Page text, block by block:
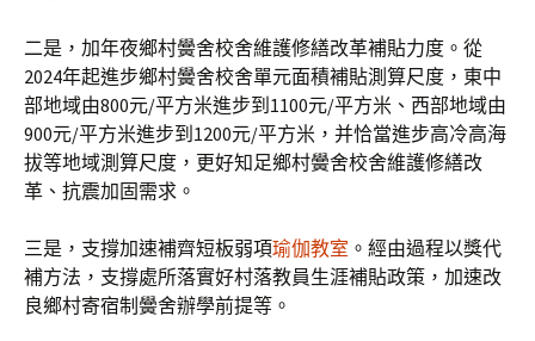
二是，加年夜鄉村黌舍校舍維護修繕改革補貼力度。從
2024年起進步鄉村黌舍校舍單元面積補貼測算尺度，東中
部地域由800元/平方米進步到1100元/平方米、西部地域由
900元/平方米進步到1200元/平方米，并恰當進步高冷高海
拔等地域測算尺度，更好知足鄉村黌舍校舍維護修繕改
革、抗震加固需求。
三是，支撐加速補齊短板弱項瑜伽教室 。經由過程以獎代
補方法，支撐處所落實好村落教員生涯補貼政策，加速改
良鄉村寄宿制黌舍辦學前提等。